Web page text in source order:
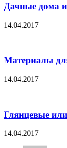
Дачные дома
14.04.2017
Материалы
14.04.2017
Глянцевые
14.04.2017